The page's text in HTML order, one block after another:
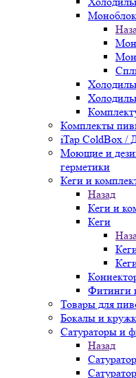
Комплекты
iTap ColdBox /
Моющие и
герметики
Кеги и
Назад
Кеги и
Кеги
Фитинги
Товары для
Бокалы и
Сатураторы и
Назад